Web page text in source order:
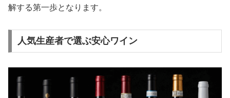
解する第一歩となります。
人気生産者で選ぶ安心ワイン